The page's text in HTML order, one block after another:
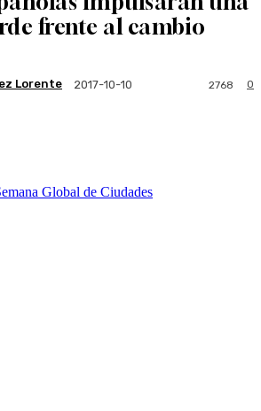
frente al cambio
Lorente 2017-10-10 0
2768